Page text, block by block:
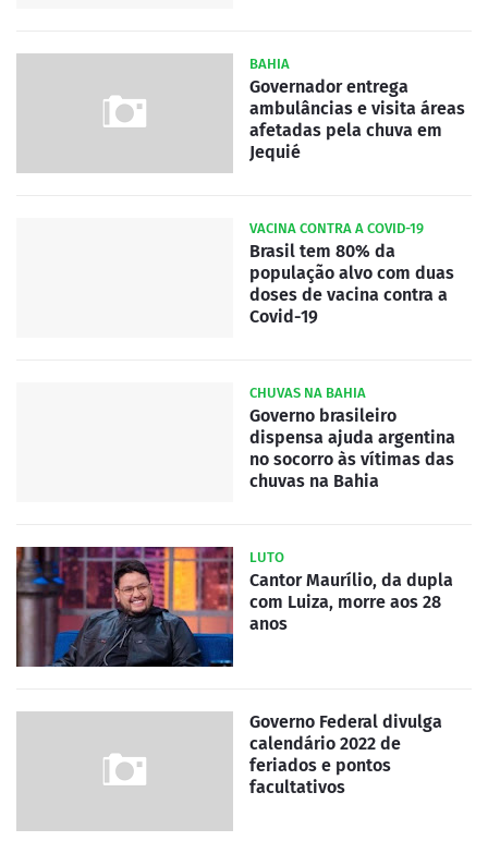
BAHIA
Governador entrega
ambulâncias e visita áreas
afetadas pela chuva em
Jequié
VACINA CONTRA A COVID-19
Brasil tem 80% da
população alvo com duas
doses de vacina contra a
Covid-19
CHUVAS NA BAHIA
Governo brasileiro
dispensa ajuda argentina
no socorro às vítimas das
chuvas na Bahia
LUTO
Cantor Maurílio, da dupla
com Luiza, morre aos 28
anos
Governo Federal divulga
calendário 2022 de
feriados e pontos
facultativos